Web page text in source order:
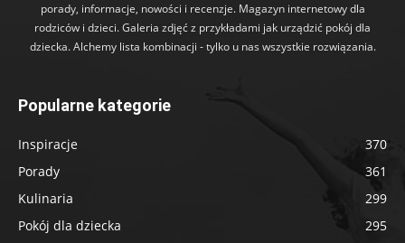
porady, informacje, nowości i recenzje. Magazyn internetowy dla
rodziców i dzieci. Galeria zdjęć z przykładami jak urządzić pokój dla
dziecka. Alchemy lista kombinacji - tylko u nas wszystkie rozwiązania.
Popularne kategorie
Inspiracje
370
Porady
361
Kulinaria
299
Pokój dla dziecka
295